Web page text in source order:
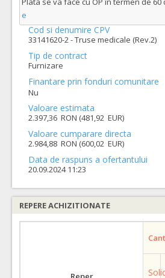
e
Cod si denumire CPV
33141620-2 - Truse medicale (Rev.2)
Tip de contract
Furnizare
Finantare prin fonduri comunitare
Nu
Valoare estimata
2.397,36 RON (481,92 EUR)
Valoare cumparare directa
2.984,88 RON (600,02 EUR)
Data de raspuns a ofertantului
20.09.2024 11:23
REPERE ACHIZITIONATE